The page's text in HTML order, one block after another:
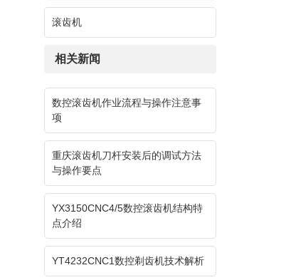
滚齿机
相关新闻
数控滚齿机作业流程与操作注意事
项
重庆滚齿机刀杆安装后的调试方法
与操作要点
YX3150CNC4/5数控滚齿机结构特
点介绍
YT4232CNC1数控剃齿机技术解析